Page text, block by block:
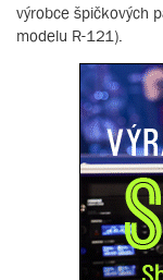
výrobce špičkových
modelu R-121).